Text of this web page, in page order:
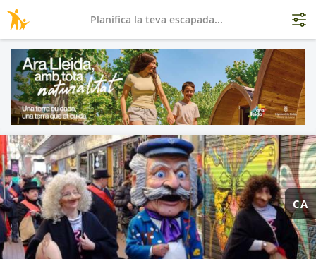
CA
Planifica la teva escapada...